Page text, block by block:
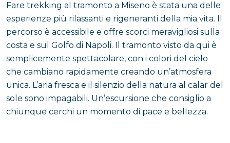
Fare trekking al tramonto a Miseno è stata una delle
esperienze più rilassanti e rigeneranti della mia vita. Il
percorso è accessibile e offre scorci meravigliosi sulla
costa e sul Golfo di Napoli. Il tramonto visto da qui è
semplicemente spettacolare, con i colori del cielo
che cambiano rapidamente creando un’atmosfera
unica. L’aria fresca e il silenzio della natura al calar del
sole sono impagabili. Un’escursione che consiglio a
chiunque cerchi un momento di pace e bellezza.